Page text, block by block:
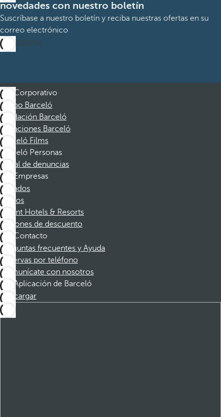
novedades con nuestro boletín
Suscríbase a nuestro boletín y reciba nuestras ofertas en su
correo electrónico
Suscribirme
Corporativo
Grupo Barceló
Fundación Barceló
Vacaciones Barceló
Barceló Films
Barceló Personas
Canal de denuncias
Empresas
Afiliados
Socios
Dorint Hotels & Resorts
Cupones de descuento
Contacto
Preguntas frecuentes y Ayuda
Reservas por teléfono
Comunícate con nosotros
Aplicación de Barceló
Descargar